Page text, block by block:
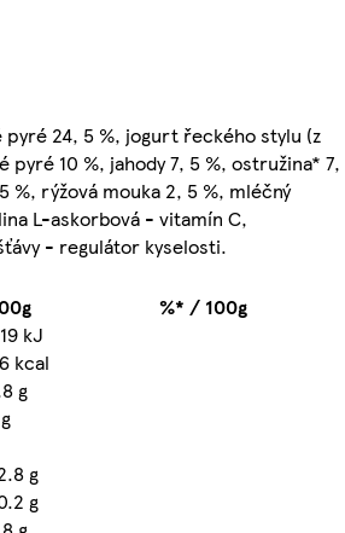
pyré 24, 5 %, jogurt řeckého stylu (z
pyré 10 %, jahody 7, 5 %, ostružina* 7,
%, rýžová mouka 2, 5 %, mléčný
L-askorbová - vitamín C,
- regulátor kyselosti.
%* / 100g
kJ
kcal
g
g
g